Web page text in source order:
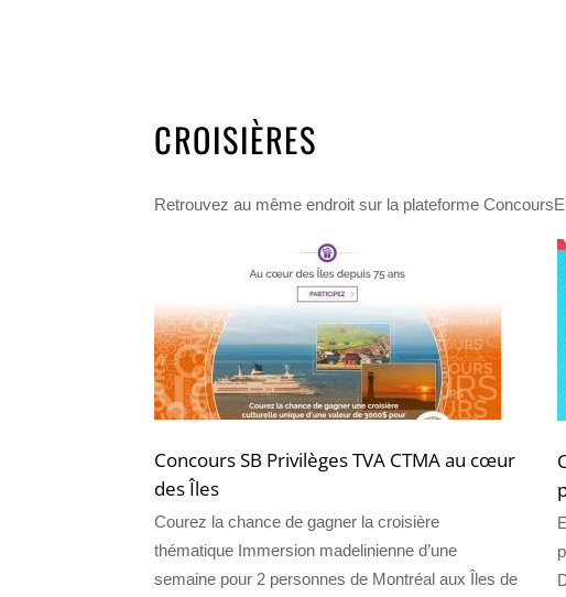
CROISIÈRES
Retrouvez au même endroit sur la plateforme
Concours SB Privilèges TVA CTMA au cœur
des Îles
Courez la chance de gagner la croisière
thématique Immersion madelinienne d’une
semaine pour 2 personnes de Montréal aux Îles de